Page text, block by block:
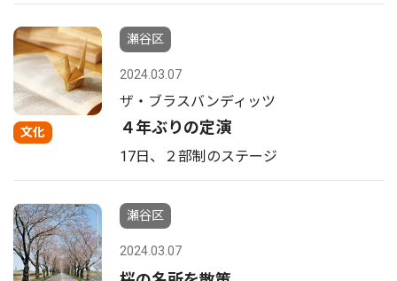
文化
瀬谷区
2024.03.07
ザ・ブラスバンディッツ
４年ぶりの定演
17日、２部制のステージ
瀬谷区
2024.03.07